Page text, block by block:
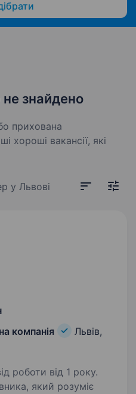
знайдено
прихована
хороші вакансії, які
у Львові
компанія
Львів,
роботи від 1 року.
який розуміє